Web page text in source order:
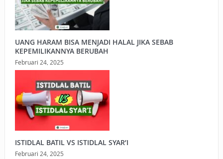
UANG HARAM BISA MENJADI HALAL JIKA SEBAB
KEPEMILIKANNYA BERUBAH
Februari 24, 2025
ISTIDLAL BATIL VS ISTIDLAL SYAR’I
Februari 24, 2025